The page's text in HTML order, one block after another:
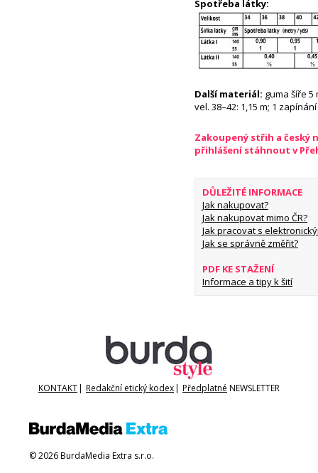
Spotřeba látky:
Další materiál: guma šíře 5
vel. 38–42: 1,15 m; 1
Zakoupený střih a český
přihlášení stáhnout v
DŮLEŽITÉ INFORMACE
Jak nakupovat?
Jak nakupovat mimo ČR?
Jak pracovat s
Jak se správně změřit?
PDF KE STAŽENÍ
Informace a tipy k šití
KONTAKT| Redakční etický kodex| Předplatné NEWSLETTER
© 2026 BurdaMedia Extra s.r.o.